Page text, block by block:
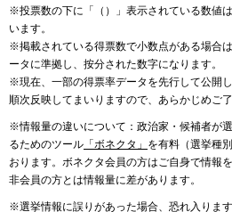
※投票数の下に「（）」表示されている数値
います。
※掲載されている得票数で小数点がある場合
ータに準拠し、按分された数字になります。
※現在、一部の得票率データを先行して公開
順次反映してまいりますので、あらかじめご了
※情報量の違いについて：政治家・候補者が
るためのツール 「ボネクタ」 を有料（選挙種
おります。ボネクタ会員の方はご自身で情報
非会員の方とは情報量に差があります。
※選挙情報に誤りがあった場合、恐れ入りま